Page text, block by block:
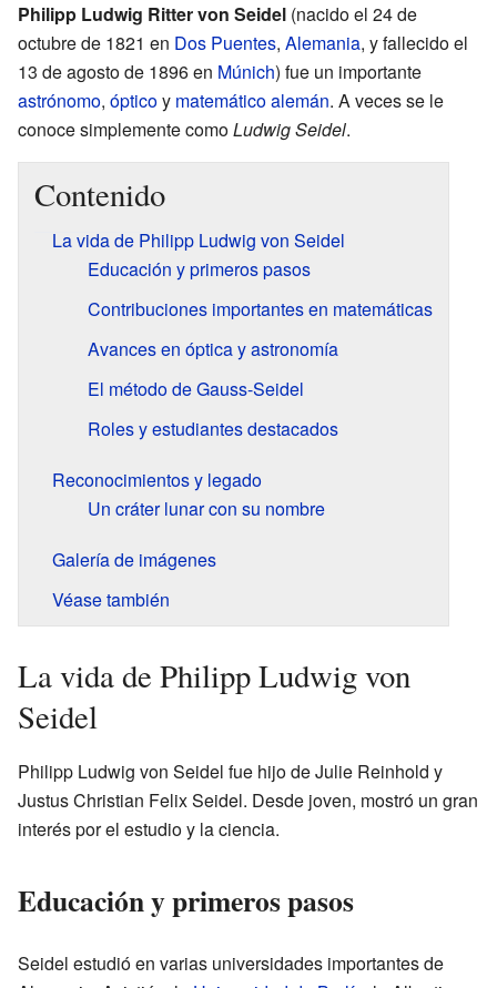
Philipp Ludwig Ritter von Seidel (nacido el 24 de
octubre de 1821 en Dos Puentes, Alemania, y fallecido el
13 de agosto de 1896 en Múnich) fue un importante
astrónomo, ópticoy matemáticoalemán. A veces se le
conoce simplemente comoLudwig Seidel.
Contenido
La vida de Philipp Ludwig von Seidel
Educación y primeros pasos
Contribuciones importantes en matemáticas
Avances en óptica y astronomía
El método de Gauss-Seidel
Roles y estudiantes destacados
Reconocimientos y legado
Un cráter lunar con su nombre
Galería de imágenes
Véase también
La vida de Philipp Ludwig von
Seidel
Philipp Ludwig von Seidel fue hijo de Julie Reinhold y
Justus Christian Felix Seidel. Desde joven, mostró un gran
interés por el estudio y la ciencia.
Educación y primeros pasos
Seidel estudió en varias universidades importantes de